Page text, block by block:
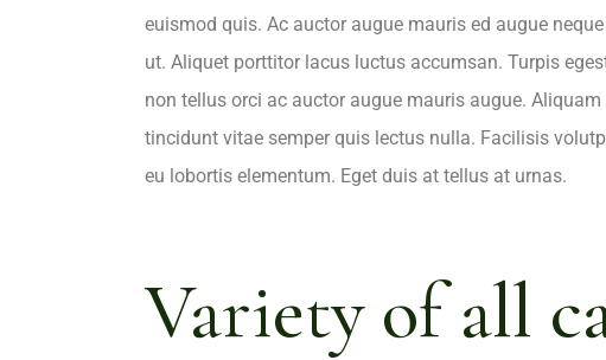
euismod quis. Ac auctor augue mauris ed augue
ut. Aliquet porttitor lacus luctus accumsan. Turpis
non tellus orci ac auctor augue mauris augue.
tincidunt vitae semper quis lectus nulla. Facilisis
eu lobortis elementum. Eget duis at tellus at urnas.
Variety of all